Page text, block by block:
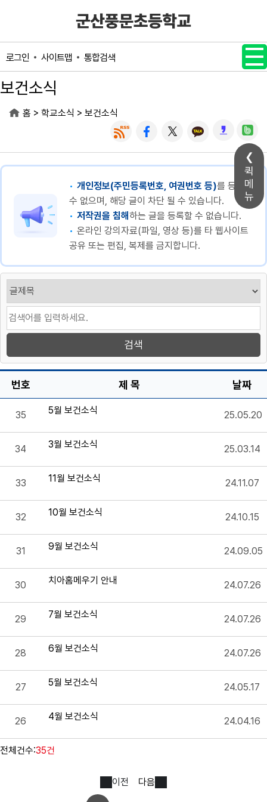
퀵
메
뉴
로그인 사이트맵 통합검색
보건소식
홈 > 학교소식 > 보건소식
개인정보(주민등록번호, 여권번호 등)를 등록할
수 없으며, 해당 글이 차단 될 수 있습니다.
저작권을 침해하는 글을 등록할 수 없습니다.
온라인 강의자료(파일, 영상 등)를 타 웹사이트
공유 또는 편집, 복제를 금지합니다.
번호 제 목 날짜
35 5월 보건소식 25.05.20
34 3월 보건소식 25.03.14
33 11월 보건소식 24.11.07
32 10월 보건소식 24.10.15
31 9월 보건소식 24.09.05
30 치아홈메우기 안내 24.07.26
29 7월 보건소식 24.07.26
28 6월 보건소식 24.07.26
27 5월 보건소식 24.05.17
26 4월 보건소식 24.04.16
전체건수:35건
이전 다음